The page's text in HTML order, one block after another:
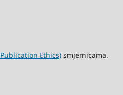
Ethics) smjernicama.